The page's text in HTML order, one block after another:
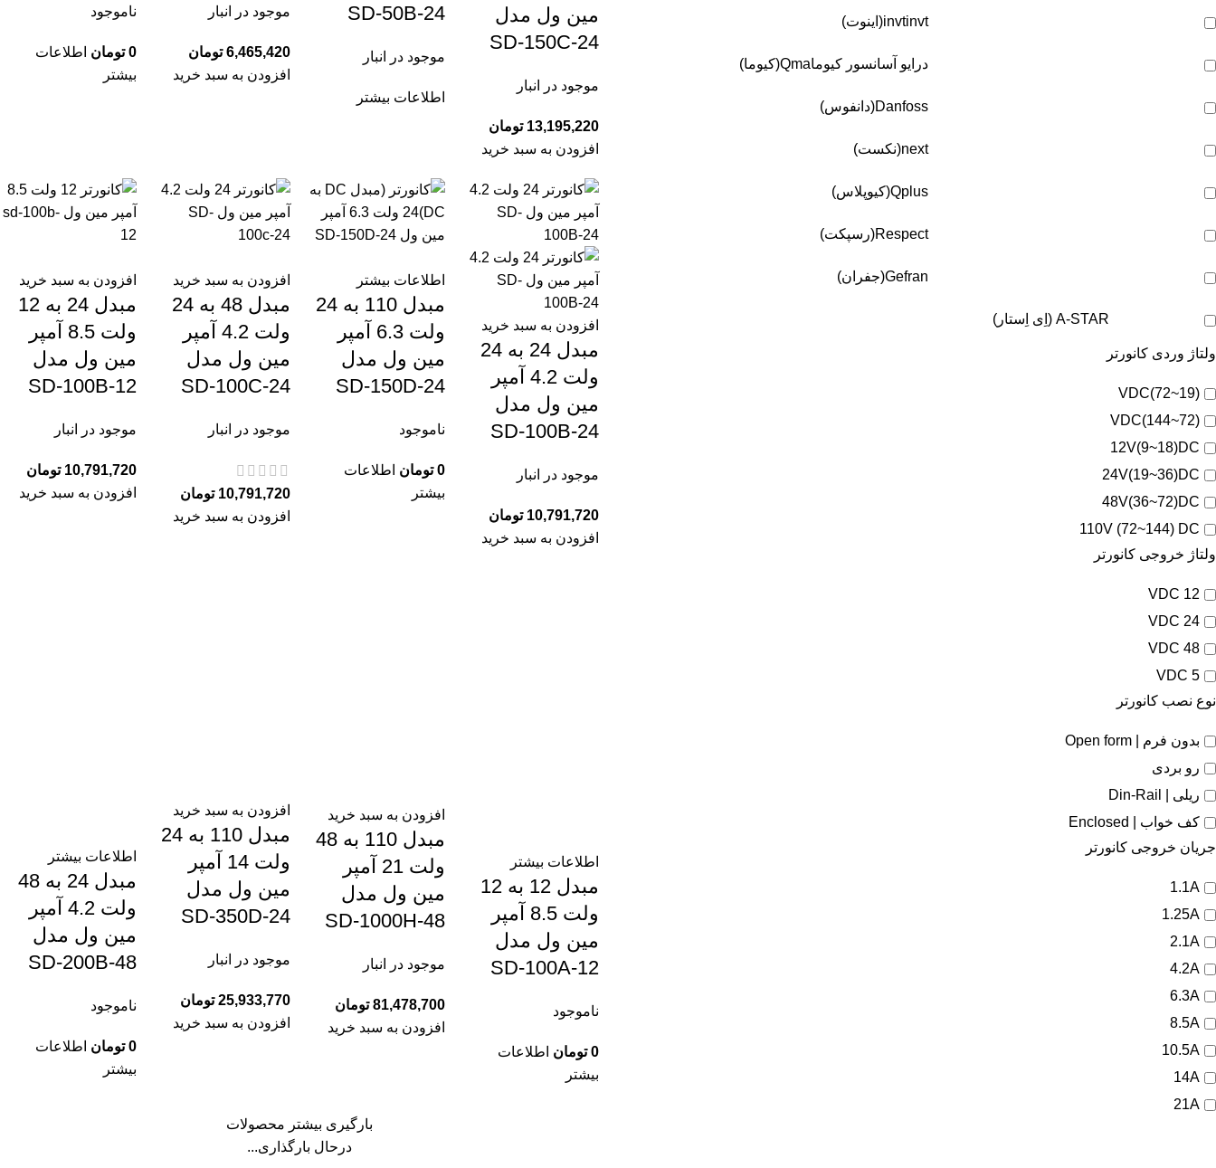
invtinvt(اینوت)
درایو آسانسور کیوماQma(کیوما)
Danfoss(دانفوس)
next(نکست)
Qplus(کیوپلاس)
Respect(رسپکت)
Gefran(جفران)
A-STAR (اِی اِستار)
ولتاژ وردی کانورتر
(19~72)VDC
(72~144)VDC
12V(9~18)DC
24V(19~36)DC
48V(36~72)DC
110V (72~144) DC
ولتاژ خروجی کانورتر
12 VDC
24 VDC
48 VDC
5 VDC
نوع نصب کانورتر
بدون فرم | Open form
رو بردی
ریلی | Din-Rail
کف خواب | Enclosed
جریان خروجی کانورتر
1.1A
1.25A
2.1A
4.2A
6.3A
8.5A
10.5A
14A
21A
مین ول مدل
SD-150C-24
موجود در انبار
13,195,220 تومان
افزودن به سبد خرید
SD-50B-24
موجود در انبار
اطلاعات بیشتر
موجود در انبار
6,465,420 تومان
افزودن به سبد خرید
ناموجود
0 تومان اطلاعات
بیشتر
افزودن به سبد خرید
مبدل 24 به 24
ولت 4.2 آمپر
مین ول مدل
SD-100B-24
موجود در انبار
10,791,720 تومان
افزودن به سبد خرید
اطلاعات بیشتر
مبدل 110 به 24
ولت 6.3 آمپر
مین ول مدل
SD-150D-24
ناموجود
0 تومان اطلاعات
بیشتر
افزودن به سبد خرید
مبدل 48 به 24
ولت 4.2 آمپر
مین ول مدل
SD-100C-24
موجود در انبار
10,791,720 تومان
افزودن به سبد خرید
افزودن به سبد خرید
مبدل 24 به 12
ولت 8.5 آمپر
مین ول مدل
SD-100B-12
موجود در انبار
10,791,720 تومان
افزودن به سبد خرید
اطلاعات بیشتر
مبدل 12 به 12
ولت 8.5 آمپر
مین ول مدل
SD-100A-12
ناموجود
0 تومان اطلاعات
بیشتر
افزودن به سبد خرید
مبدل 110 به 48
ولت 21 آمپر
مین ول مدل
SD-1000H-48
موجود در انبار
81,478,700 تومان
افزودن به سبد خرید
افزودن به سبد خرید
مبدل 110 به 24
ولت 14 آمپر
مین ول مدل
SD-350D-24
موجود در انبار
25,933,770 تومان
افزودن به سبد خرید
اطلاعات بیشتر
مبدل 24 به 48
ولت 4.2 آمپر
مین ول مدل
SD-200B-48
ناموجود
0 تومان اطلاعات
بیشتر
بارگیری بیشتر محصولات
درحال بارگذاری...